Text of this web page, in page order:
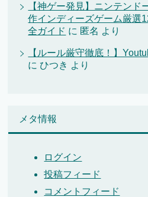
【神ゲー発見】ニンテンド
作インディーズゲーム厳選
全ガイド に 匿名 より
【ルール厳守徹底！】
にひつき より
メタ情報
ログイン
投稿フィード
コメントフィード